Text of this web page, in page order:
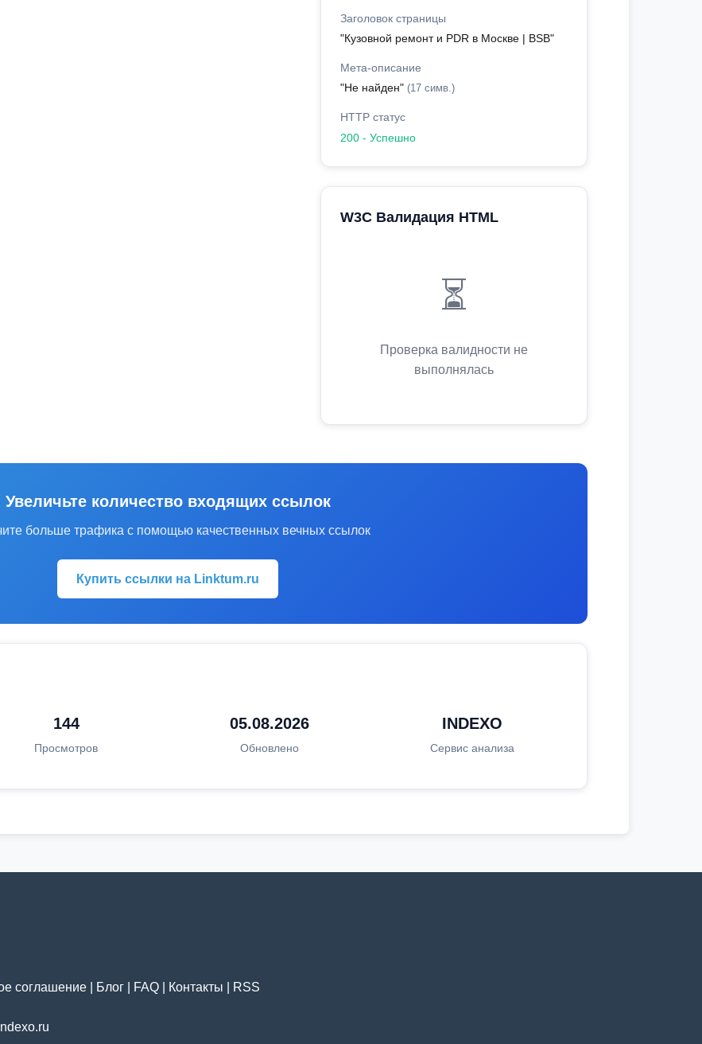
Заголовок страницы
"Кузовной ремонт и PDR в Москве | BSB"
Мета-описание
"Не найден" (17 симв.)
HTTP статус
200 - Успешно
W3C Валидация HTML
⏳
Проверка валидности не
выполнялась
Увеличьте количество входящих ссылок
больше трафика с помощью качественных вечных ссылок
Купить ссылки на Linktum.ru
144
Просмотров
05.08.2026
Обновлено
INDEXO
Сервис анализа
соглашение Блог FAQ Контакты RSS